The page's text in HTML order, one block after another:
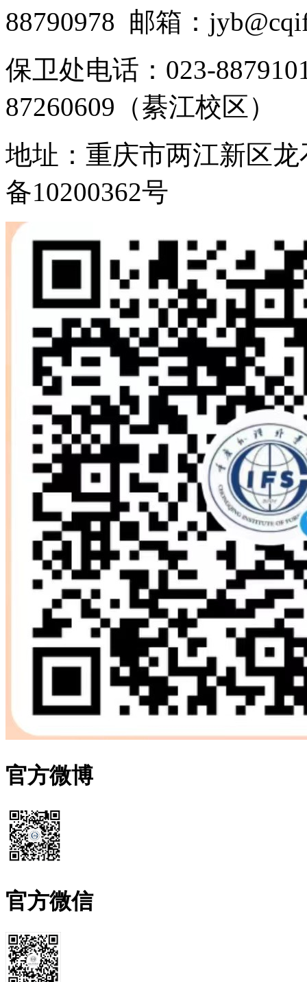
88790978 邮箱：
保卫处电话：023-
87260609（綦江校区）
地址：重庆市两江新区
备10200362号
官方微博
官方微信